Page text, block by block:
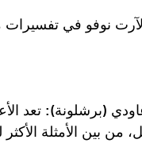
نوفو في تفسيرات
(برشلونة): تعد
من بين الأمثلة